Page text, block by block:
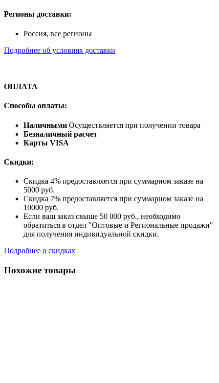
Регионы доставки:
Россия, все регионы
Подробнее об условиях доставки
ОПЛАТА
Способы оплаты:
Наличными Осуществляется при получении товара
Безналичный расчет
Карты VISA
Скидки:
Скидка 4% предоставляется при суммарном заказе на
5000 руб.
Скидка 7% предоставляется при суммарном заказе на
10000 руб.
Если ваш заказ свыше 50 000 руб., необходимо
обратиться в отдел "Оптовые и Региональные продажи"
для получения индивидуальной скидки.
Подробнее о скидках
Похожие товары